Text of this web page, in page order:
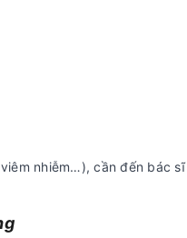
nhiễm…), cần đến bác